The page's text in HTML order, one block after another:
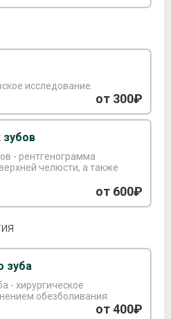
исследование.
от 300₽
- рентгенограмма
челюсти, а также
от 600₽
зуба
- хирургическое
обезболивания.
от 400₽